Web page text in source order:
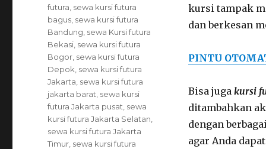
kursi tampak
dan berkesan
PINTU
Bisa juga kursi
ditambahkan
dengan
agar Anda
futura sewa kursi futura
bagus sewa kursi futura
Bandung sewa Kursi futura
Bekasi sewa kursi futura
Bogor sewa kursi futura
Depok sewa kursi futura
Jakarta sewa kursi futura
jakarta barat sewa kursi
futura Jakarta pusat sewa
kursi futura Jakarta Selatan
sewa kursi futura Jakarta
Timur sewa kursi futura